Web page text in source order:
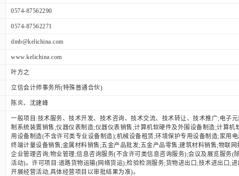
0574-87562290
0574-87562271
dmb@kelichina.com
www.kelichina.com
叶方之
立信会计师事务所(特殊普通合伙)
陈炎、沈建峰
一般项目:技术服务、技术开发、技术咨询、技术交流、技术转让、技术推广;电子
制系统装置销售;仪器仪表制造;仪器仪表销售;计算机软硬件及外围设备制造;计算
用设备制造(不含许可类专业设备制造);机械设备租赁;环境保护专用设备制造;家用
终端计量设备销售;金属材料销售;五金产品批发;五金产品零售;建筑材料销售;物联
企业管理咨询;物业管理;信息咨询服务(不含许可类信息咨询服务);会议及展览服务(
活动)。许可项目:道路货物运输(网络货运);检验检测服务;货物进出口;技术进出口;
开展经营活动,具体经营项目以审批结果为准)。